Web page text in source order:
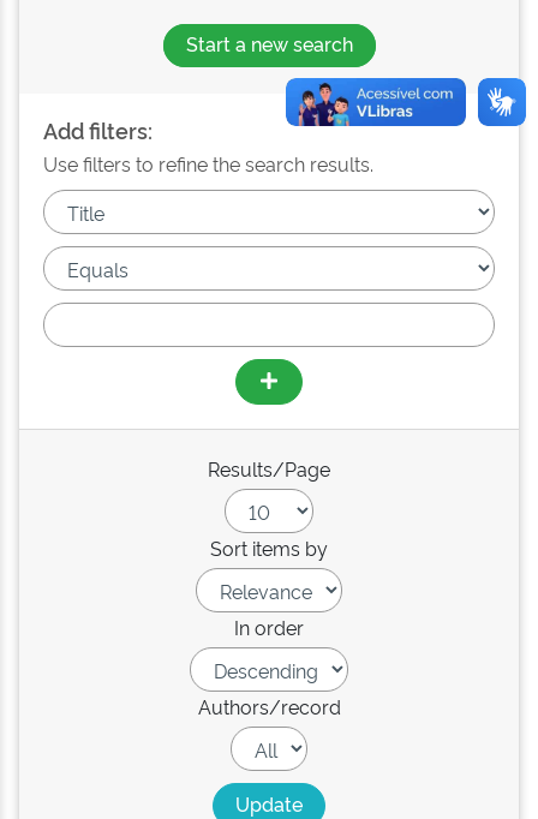
Start a new search
Add filters:
Use filters to refine the search results.
Results/Page
Sort items by
In order
Authors/record